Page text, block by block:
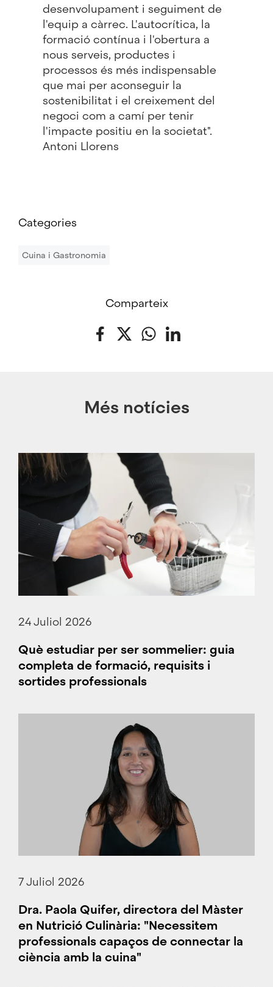
desenvolupament i seguiment de
l'equip a càrrec. L'autocrítica, la
formació contínua i l'obertura a
nous serveis, productes i
processos és més indispensable
que mai per aconseguir la
sostenibilitat i el creixement del
negoci com a camí per tenir
l'impacte positiu en la societat".
Antoni Llorens
Categories
Cuina i Gastronomia
Comparteix
Facebook
Twitter WhatsApp
Més notícies
24 Juliol 2026
Què estudiar per ser sommelier: guia
completa de formació, requisits i
sortides professionals
7 Juliol 2026
Dra. Paola Quifer, directora del Màster
en Nutrició Culinària: "Necessitem
professionals capaços de connectar la
ciència amb la cuina"